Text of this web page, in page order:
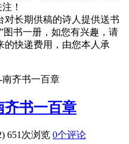
！
对长期供稿的诗人提供送书
图书一册，如您有兴趣，请
的快递费用，由您本人承
南齐书一百章
齐书一百章
651次浏览 0个评论